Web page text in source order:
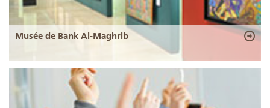
Musée de Bank Al-Maghrib